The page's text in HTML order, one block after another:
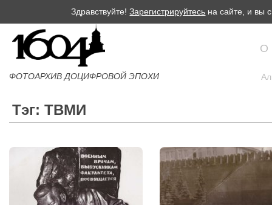
Здравствуйте!Зарегистрируйтесь на сайте, и вы
ФОТОАРХИВ ДОЦИФРОВОЙ ЭПОХИ
О
Тэг: ТВМИ